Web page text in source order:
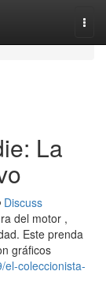
La
Discuss
del motor ,
Este prenda
gráficos
el-coleccionista-